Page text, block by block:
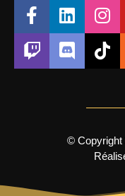
© Copyright